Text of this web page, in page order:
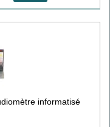
informatisé